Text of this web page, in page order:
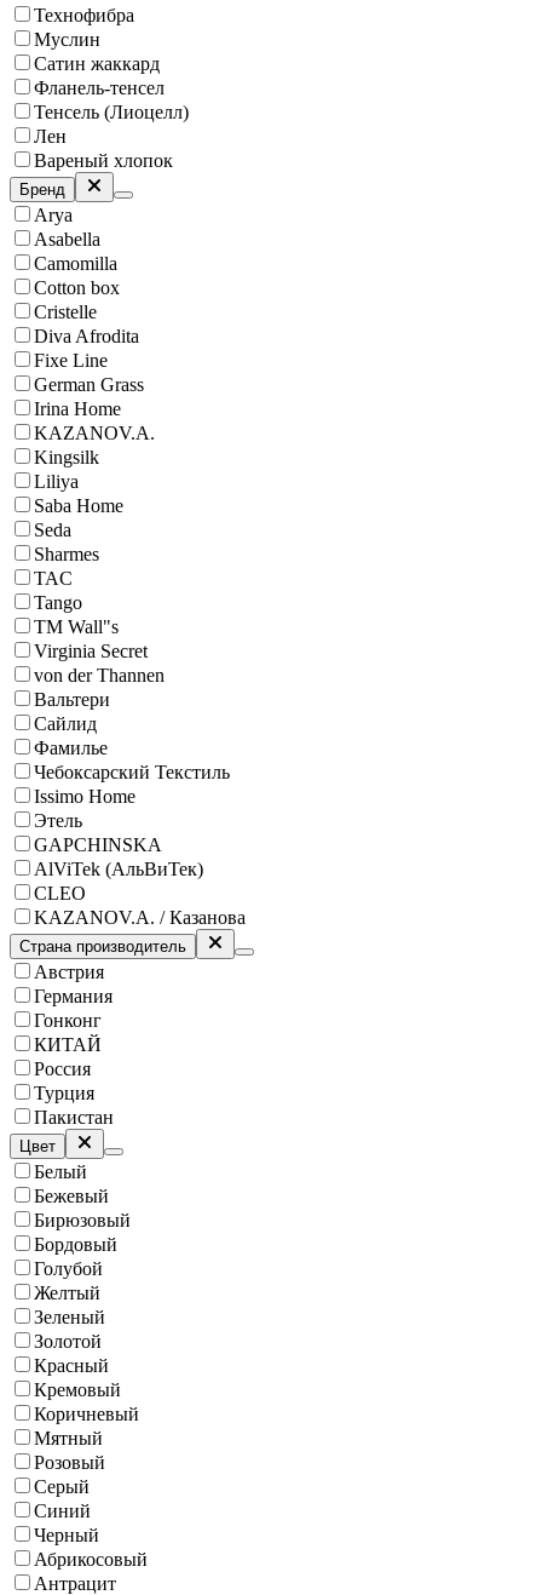
Технофибра
Муслин
Сатин жаккард
Фланель-тенсел
Тенсель (Лиоцелл)
Лен
Вареный хлопок
Бренд
Arya
Asabella
Camomilla
Cotton box
Cristelle
Diva Afrodita
Fixe Line
German Grass
Irina Home
KAZANOV.A.
Kingsilk
Liliya
Saba Home
Seda
Sharmes
TAC
Tango
ТМ Wall"s
Virginia Secret
von der Thannen
Вальтери
Сайлид
Фамилье
Чебоксарский Текстиль
Issimo Home
Этель
GAPCHINSKA
AlViTek (АльВиТек)
CLEO
KAZANOV.A. / Казанова
Страна производитель
Австрия
Германия
Гонконг
КИТАЙ
Россия
Турция
Пакистан
Цвет
Белый
Бежевый
Бирюзовый
Бордовый
Голубой
Желтый
Зеленый
Золотой
Красный
Кремовый
Коричневый
Мятный
Розовый
Серый
Синий
Черный
Абрикосовый
Антрацит